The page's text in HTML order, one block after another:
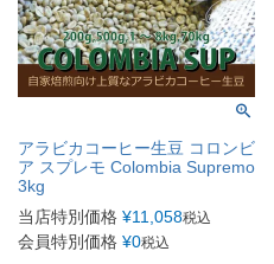
アラビカコーヒー生豆 コロンビ
ア スプレモ Colombia Supremo
3kg
当店特別価格 ¥11,058税込
会員特別価格 ¥0税込